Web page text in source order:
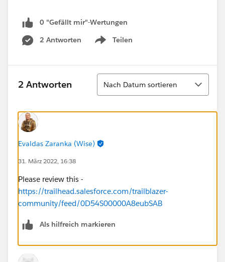
0 "Gefällt mir"-Wertungen
2 Antworten
Teilen
Show menu
2 Antworten
Sortieren
Nach Datum sortieren
Evaldas Zaranka (Wise)
31. März 2022, 16:38
Please review this -
https://trailhead.salesforce.com/trailblazer-
community/feed/0D54S00000A8eubSAB
Als hilfreich markieren